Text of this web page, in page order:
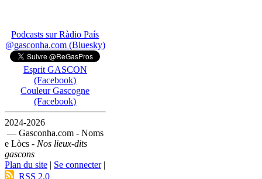
Podcasts sur Ràdio País
@gasconha.com (Bluesky)
Esprit GASCON
(Facebook)
Couleur Gascogne
(Facebook)
2024-2026
— Gasconha.com - Noms
e Lòcs - Nos lieux-dits
gascons
Plan du site | Se connecter|
RSS 2.0